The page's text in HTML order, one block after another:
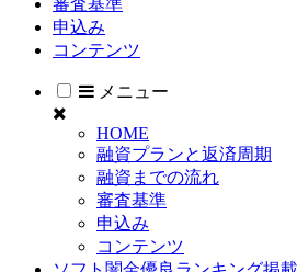
申込み
コンテンツ
メニュー
HOME
融資プランと返済周期
融資までの流れ
審査基準
申込み
コンテンツ